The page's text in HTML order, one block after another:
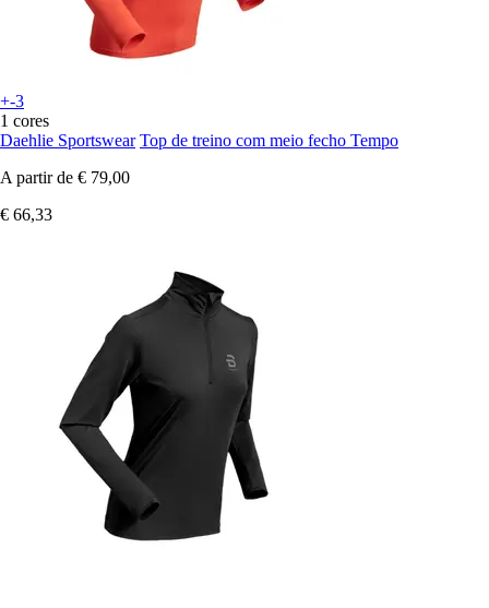
+-3
1 cores
Daehlie Sportswear Top de treino com meio fecho Tempo
A partir de € 79,00
€ 66,33